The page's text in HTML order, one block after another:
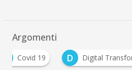
Argomenti
Covid 19 D Digital